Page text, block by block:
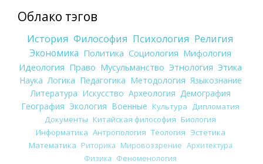
Облако тэгов
История Философия Психология Религия
Экономика Политика Социология Мифология
Идеология Право Мусульманство Этнология Этика
Наука Логика Педагогика Методология Языкознание
Литература Искусство Археология Демография
География Экология Военные Культура
Дипломатия
Документы Китайская философия Биология
Информатика Антропология Теология Эстетика
Математика Риторика Мировоззрение Архитектура
Физика Феноменология